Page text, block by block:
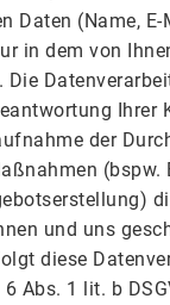
Daten (Name, E-
in dem von
Ihrer
der
(bspw.
und uns
diese
Abs. 1 lit. b